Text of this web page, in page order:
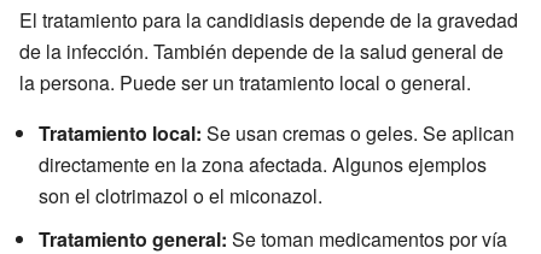
El tratamiento para la candidiasis depende de la gravedad
de la infección. También depende de la salud general de
la persona. Puede ser un tratamiento local o general.
Tratamiento local: Se usan cremas o geles. Se aplican
directamente en la zona afectada. Algunos ejemplos
son el clotrimazol o el miconazol.
Tratamiento general: Se toman medicamentos por vía